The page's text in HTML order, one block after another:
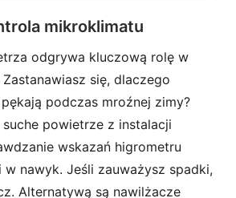
mikroklimatu
odgrywa kluczową rolę w
się, dlaczego
podczas mroźnej zimy?
powietrze z instalacji
wskazań higrometru
nawyk. Jeśli zauważysz spadki,
Alternatywą są nawilżacze